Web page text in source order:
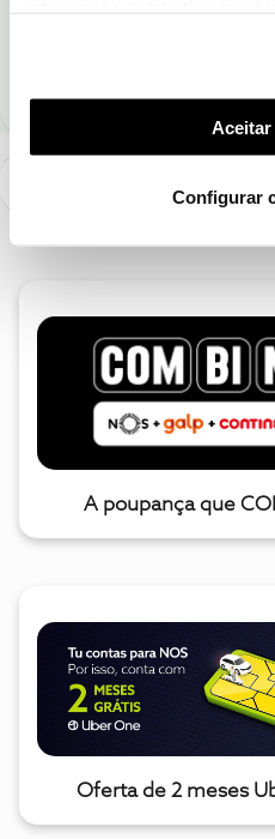
funcionalidades (cookies de
funcionalidade) e adaptar
(cookies de publicidade
utilização dos cookies
Configurar
como "Melhor Resposta" e faça
A poupança que
Oferta de 2 meses